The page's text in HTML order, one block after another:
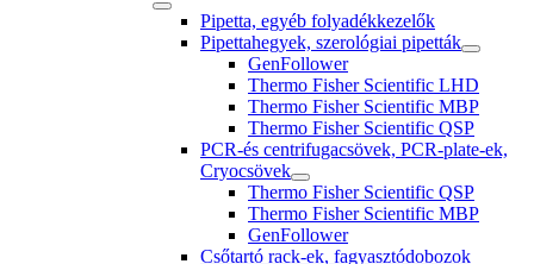
Pipetta, egyéb folyadékkezelők
Pipettahegyek, szerológiai pipetták
GenFollower
Thermo Fisher Scientific LHD
Thermo Fisher Scientific MBP
Thermo Fisher Scientific QSP
PCR-és centrifugacsövek, PCR-plate-ek,
Cryocsövek
Thermo Fisher Scientific QSP
Thermo Fisher Scientific MBP
GenFollower
Csőtartó rack-ek, fagyasztódobozok